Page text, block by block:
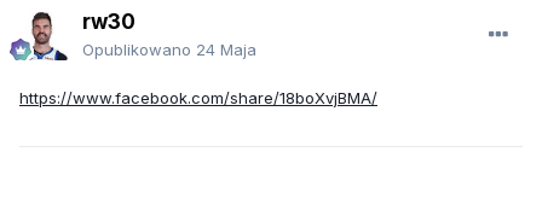
rw30
Opublikowano 24 Maja
https://www.facebook.com/share/18boXvjBMA/